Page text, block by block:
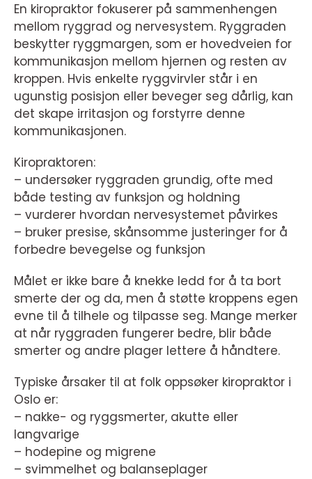
En kiropraktor fokuserer på sammenhengen
mellom ryggrad og nervesystem. Ryggraden
beskytter ryggmargen, som er hovedveien for
kommunikasjon mellom hjernen og resten av
kroppen. Hvis enkelte ryggvirvler står i en
ugunstig posisjon eller beveger seg dårlig, kan
det skape irritasjon og forstyrre denne
kommunikasjonen.
Kiropraktoren:
– undersøker ryggraden grundig, ofte med
både testing av funksjon og holdning
– vurderer hvordan nervesystemet påvirkes
– bruker presise, skånsomme justeringer for å
forbedre bevegelse og funksjon
Målet er ikke bare å knekke ledd for å ta bort
smerte der og da, men å støtte kroppens egen
evne til å tilhele og tilpasse seg. Mange merker
at når ryggraden fungerer bedre, blir både
smerter og andre plager lettere å håndtere.
Typiske årsaker til at folk oppsøker kiropraktor i
Oslo er:
– nakke- og ryggsmerter, akutte eller
langvarige
– hodepine og migrene
– svimmelhet og balanseplager